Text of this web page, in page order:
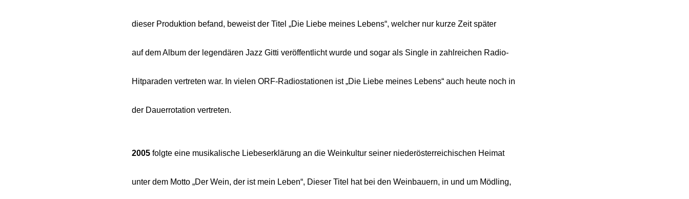
dieser Produktion befand, beweist der Titel „Die Liebe meines Lebens“, welcher nur kurze Zeit später
auf dem Album der legendären Jazz Gitti veröffentlicht wurde und sogar als Single in zahlreichen Radio-
Hitparaden vertreten war. In vielen ORF-Radiostationen ist „Die Liebe meines Lebens“ auch heute noch in
der Dauerrotation vertreten.
2005folgte eine musikalische Liebeserklärung an die Weinkultur seiner niederösterreichischen Heimat
unter dem Motto „Der Wein, der ist mein Leben“, Dieser Titel hat bei den Weinbauern, in und um Mödling,